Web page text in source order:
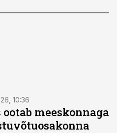
10:36
meeskonnaga